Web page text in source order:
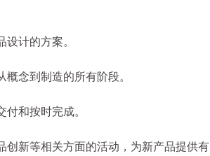
计的方案。
念到制造的所有阶段。
和按时完成。
新等相关方面的活动，为新产品提供有